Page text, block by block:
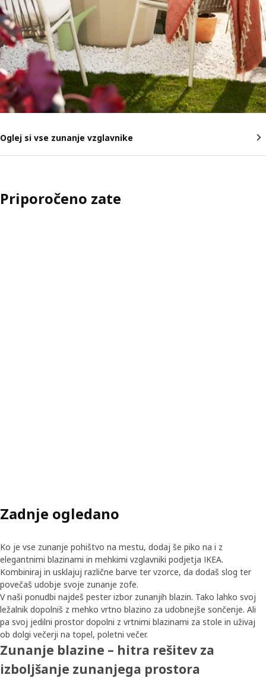
Oglej si vse zunanje vzglavnike
Priporočeno zate
Zadnje ogledano
Ko je vse zunanje pohištvo na mestu, dodaj še piko na i z
elegantnimi blazinami in mehkimi vzglavniki podjetja IKEA.
Kombiniraj in usklajuj različne barve ter vzorce, da dodaš slog ter
povečaš udobje svoje zunanje zofe.
V naši ponudbi najdeš pester izbor zunanjih blazin. Tako lahko svoj
ležalnik dopolniš z mehko vrtno blazino za udobnejše sončenje. Ali
pa svoj jedilni prostor dopolni z vrtnimi blazinami za stole in uživaj
ob dolgi večerji na topel, poletni večer.
Zunanje blazine – hitra rešitev za
izboljšanje zunanjega prostora